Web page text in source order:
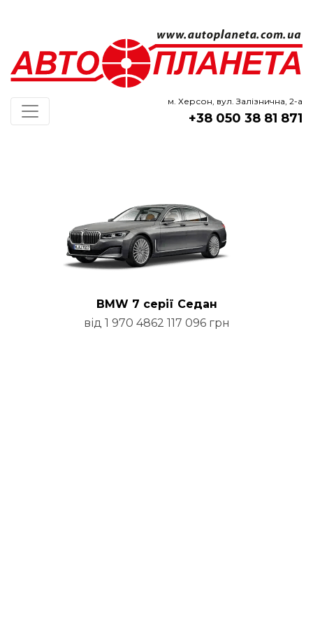
м. Херсон, вул. Залізнична, 2-а
+38 050 38 81 871
BMW 7 серії Седан
від 1 970 4862 117 096 грн